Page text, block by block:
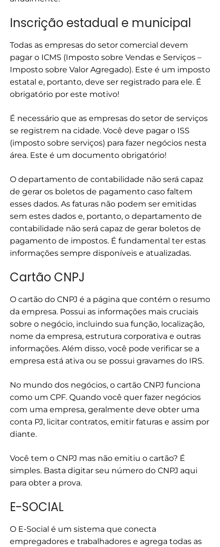
Inscrição estadual e municipal
Todas as empresas do setor comercial devem
pagar o ICMS (Imposto sobre Vendas e Serviços –
Imposto sobre Valor Agregado). Este é um imposto
estatal e, portanto, deve ser registrado para ele. É
obrigatório por este motivo!
É necessário que as empresas do setor de serviços
se registrem na cidade. Você deve pagar o ISS
(imposto sobre serviços) para fazer negócios nesta
área. Este é um documento obrigatório!
O departamento de contabilidade não será capaz
de gerar os boletos de pagamento caso faltem
esses dados. As faturas não podem ser emitidas
sem estes dados e, portanto, o departamento de
contabilidade não será capaz de gerar boletos de
pagamento de impostos. É fundamental ter estas
informações sempre disponíveis e atualizadas.
Cartão CNPJ
O cartão do CNPJ é a página que contém o resumo
da empresa. Possui as informações mais cruciais
sobre o negócio, incluindo sua função, localização,
nome da empresa, estrutura corporativa e outras
informações. Além disso, você pode verificar se a
empresa está ativa ou se possui gravames do IRS.
No mundo dos negócios, o cartão CNPJ funciona
como um CPF. Quando você quer fazer negócios
com uma empresa, geralmente deve obter uma
conta PJ, licitar contratos, emitir faturas e assim por
diante.
Você tem o CNPJ mas não emitiu o cartão? É
simples. Basta digitar seu número do CNPJ aqui
para obter a prova.
E-SOCIAL
O E-Social é um sistema que conecta
empregadores e trabalhadores e agrega todas as